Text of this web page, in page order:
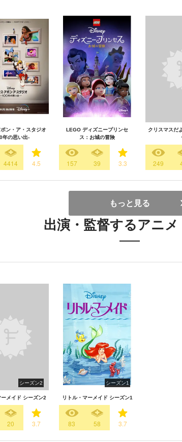
ン・ア・スタジオ
年の思い出-
4414 4.5
LEGO ディズニープリンセ
ス：お城の冒険
157 39 3.3
クリスマスだ
249
もっと見る
出演・監督するアニメ
シーズン2
ーメイド シーズン2
20 3.7
シーズン1
リトル・マーメイド シーズン1
83 58 3.7